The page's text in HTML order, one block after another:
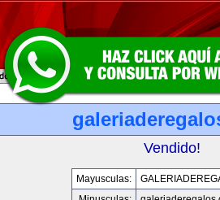
Vendido!
Mayusculas: